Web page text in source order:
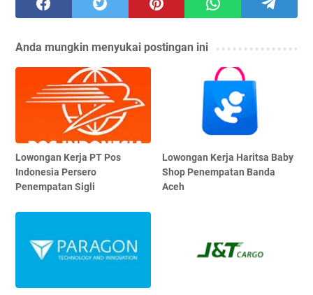
Anda mungkin menyukai postingan ini
Lowongan Kerja PT Pos
Indonesia Persero
Penempatan Sigli
Lowongan Kerja Haritsa Baby
Shop Penempatan Banda
Aceh